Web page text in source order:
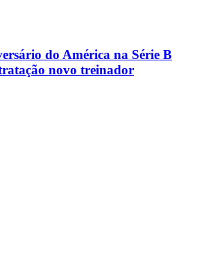
do América na Série B
novo treinador